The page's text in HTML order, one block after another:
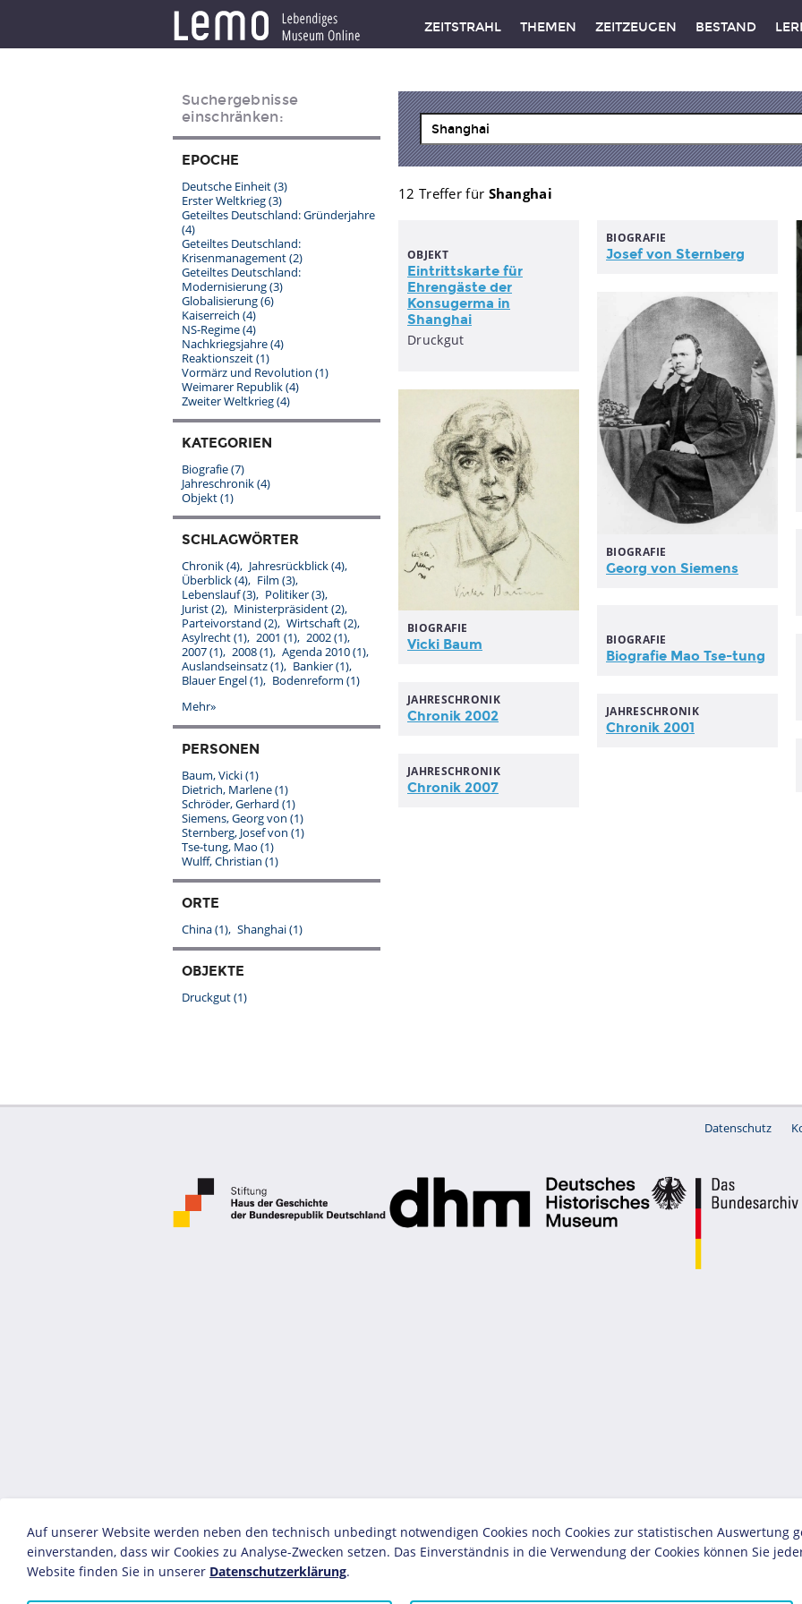
ZEITSTRAHL THEMEN ZEITZEUGEN BESTAND
12 Treffer für Shanghai
OBJEKT
Eintrittskarte für
Ehrengäste der
Konsugerma in
Shanghai
Druckgut
BIOGRAFIE
Josef von Sternberg
BIOGRAFIE
Georg von Siemens
BIOGRAFIE
Vicki Baum BIOGRAFIE
Biografie Mao Tse-tung
JAHRESCHRONIK
Chronik 2002 JAHRESCHRONIK
Chronik 2001
JAHRESCHRONIK
Chronik 2007
Suchergebnisse
einschränken:
EPOCHE
Deutsche Einheit(3)
Erster Weltkrieg(3)
Geteiltes Deutschland: Gründerjahre
(4)
Geteiltes Deutschland:
Krisenmanagement(2)
Geteiltes Deutschland:
Modernisierung(3)
Globalisierung(6)
Kaiserreich (4)
NS-Regime(4)
Nachkriegsjahre(4)
Reaktionszeit(1)
Vormärz und Revolution (1)
Weimarer Republik(4)
Zweiter Weltkrieg(4)
KATEGORIEN
Biografie(7)
Jahreschronik(4)
Objekt(1)
SCHLAGWÖRTER
Chronik(4) Jahresrückblick(4)
Überblick(4) Film (3)
Lebenslauf(3) Politiker(3)
Jurist(2) Ministerpräsident(2)
Parteivorstand (2) Wirtschaft(2)
Asylrecht(1) 2001 (1) 2002(1)
2007(1) 2008(1) Agenda 2010(1)
Auslandseinsatz(1) Bankier(1)
Blauer Engel(1) Bodenreform (1)
Mehr»
PERSONEN
Baum, Vicki(1)
Dietrich, Marlene(1)
Schröder, Gerhard (1)
Siemens, Georg von (1)
Sternberg, Josef von (1)
Tse-tung, Mao (1)
Wulff, Christian (1)
ORTE
China(1) Shanghai(1)
OBJEKTE
Druckgut(1)
Datenschutz
Auf unserer Website werden neben den technisch unbedingt notwendigen Cookies noch Cookies zur statistischen Auswertung
einverstanden, dass wir Cookies zu Analyse-Zwecken setzen. Das Einverständnis in die Verwendung der Cookies können Sie
Website finden Sie in unserer Datenschutzerklärung.